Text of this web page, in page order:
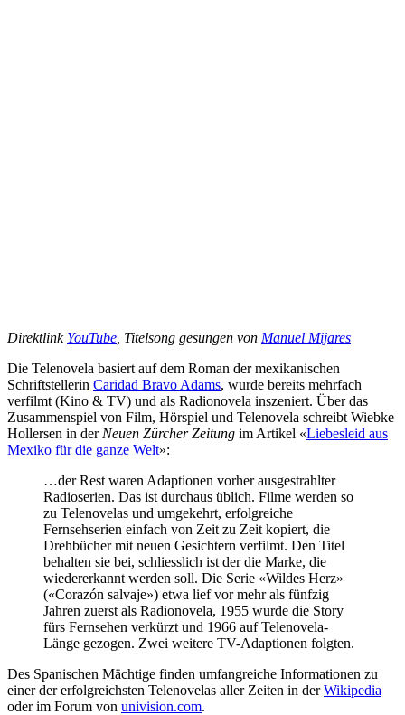
Direktlink YouTube , Titelsong gesungen von Manuel Mijares
Die Telenovela basiert auf dem Roman der mexikanischen
Schriftstellerin Caridad Bravo Adams, wurde bereits mehrfach
verfilmt (Kino & TV) und als Radionovela inszeniert. Über das
Zusammenspiel von Film, Hörspiel und Telenovela schreibt Wiebke
Hollersen in der Neuen Zürcher Zeitung im Artikel «Liebesleid aus
Mexiko für die ganze Welt»:
…der Rest waren Adaptionen vorher ausgestrahlter
Radioserien. Das ist durchaus üblich. Filme werden so
zu Telenovelas und umgekehrt, erfolgreiche
Fernsehserien einfach von Zeit zu Zeit kopiert, die
Drehbücher mit neuen Gesichtern verfilmt. Den Titel
behalten sie bei, schliesslich ist der die Marke, die
wiedererkannt werden soll. Die Serie «Wildes Herz»
(«Corazón salvaje») etwa lief vor mehr als fünfzig
Jahren zuerst als Radionovela, 1955 wurde die Story
fürs Fernsehen verkürzt und 1966 auf Telenovela-
Länge gezogen. Zwei weitere TV-Adaptionen folgten.
Des Spanischen Mächtige finden umfangreiche Informationen zu
einer der erfolgreichsten Telenovelas aller Zeiten in derWikipedia
oder im Forum von univision.com.